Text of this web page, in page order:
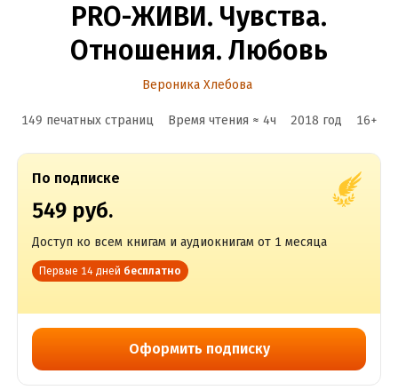
PRO-ЖИВИ. Чувства.
Отношения. Любовь
Вероника Хлебова
149 печатных страниц Время чтения ≈ 4ч 2018 год 16+
По подписке
549 руб.
Доступ ко всем книгам и аудиокнигам от 1 месяца
Первые 14 дней бесплатно
Оформить подписку